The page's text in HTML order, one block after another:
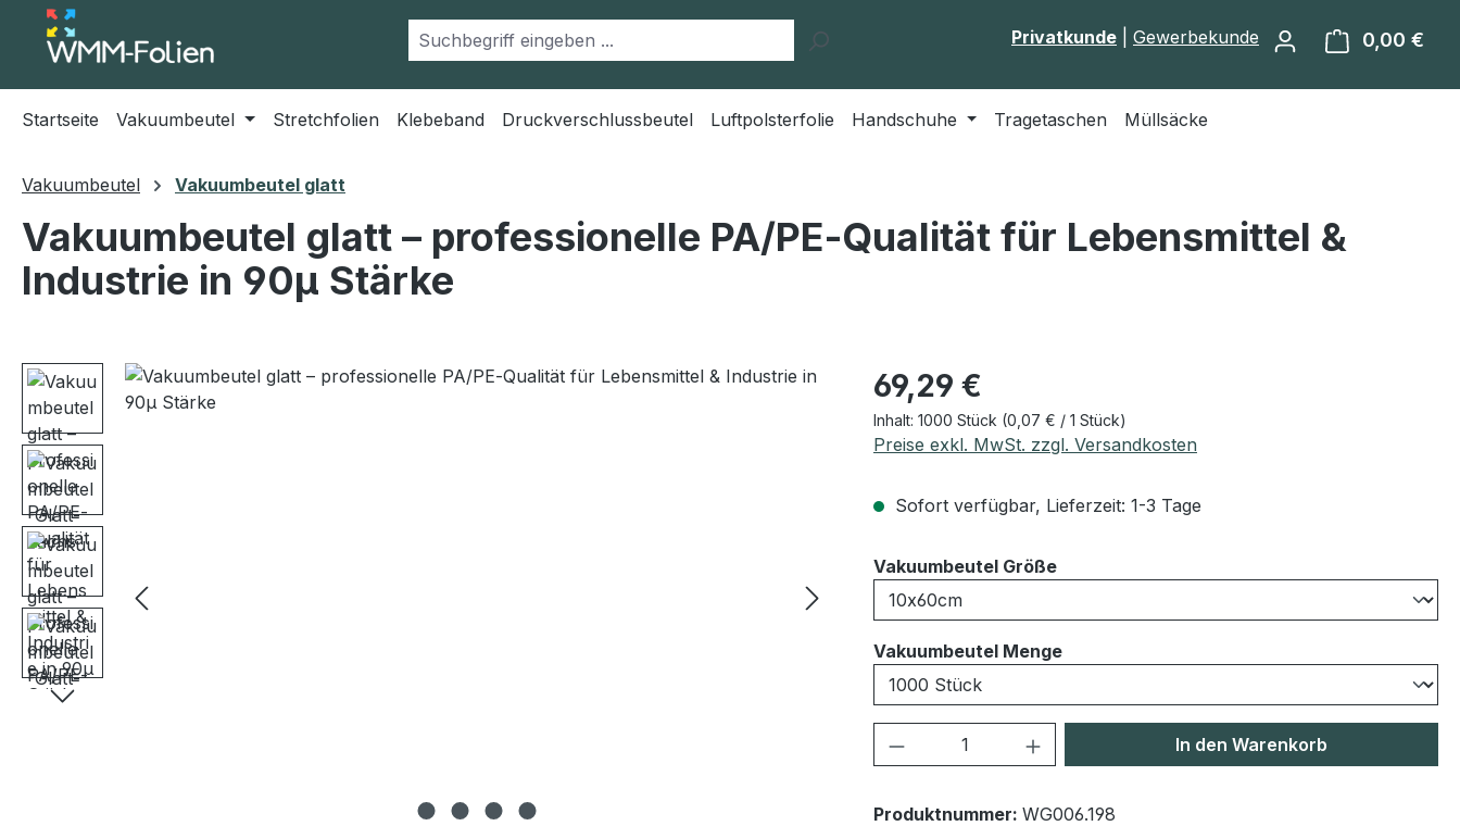
Hauptinhalt springen
Zur Suche springen
Zur Hauptnavigation springen
Privatkunde Gewerbekunde 0,00 €
Startseite Vakuumbeutel Stretchfolien Klebeband Druckverschlussbeutel Luftpolsterfolie Handschuhe Tragetaschen Müllsäcke
Vakuumbeutel Vakuumbeutel glatt
Vakuumbeutel glatt – professionelle PA/PE‑Qualität für Lebensmittel &
Industrie in 90µ Stärke
Bildergalerie überspringen Regulärer Preis:
69,29 €
Inhalt: 1000 Stück (0,07 € / 1 Stück)
Preise exkl. MwSt. zzgl. Versandkosten
Sofort verfügbar, Lieferzeit: 1-3 Tage
Vakuumbeutel Größeauswählen
Vakuumbeutel Mengeauswählen
Produkt Anzahl: Gib den gewünschten Wert
In den Warenkorb
Produktnummer: WG006.198